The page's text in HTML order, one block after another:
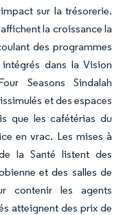
sur la trésorerie.
la croissance la
des programmes
dans la Vision
Seasons Sindalah
et des espaces
que les cafétérias du
en vrac. Les mises à
la Santé listent des
et des salles de
contenir les agents
atteignent des prix de